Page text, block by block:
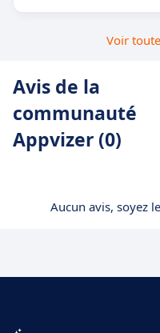
Voir
Avis de la
communauté
Appvizer (0)
Aucun avis, soyez